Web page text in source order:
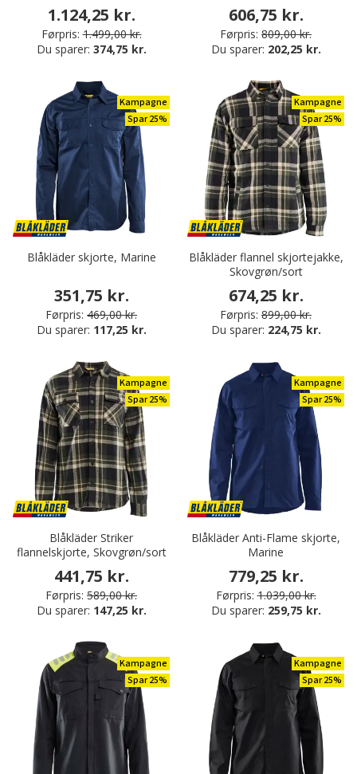
1.124,25 kr.
Førpris: 1.499,00 kr.
Du sparer: 374,75 kr.
606,75 kr.
Førpris: 809,00 kr.
Du sparer: 202,25 kr.
Kampagne
Spar 25%
Blåkläder skjorte, Marine
351,75 kr.
Førpris: 469,00 kr.
Du sparer: 117,25 kr.
Kampagne
Spar 25%
Blåkläder flannel skjortejakke,
Skovgrøn/sort
674,25 kr.
Førpris: 899,00 kr.
Du sparer: 224,75 kr.
Kampagne
Spar 25%
Blåkläder Striker
flannelskjorte, Skovgrøn/sort
441,75 kr.
Førpris: 589,00 kr.
Du sparer: 147,25 kr.
Kampagne
Spar 25%
Blåkläder Anti-Flame skjorte,
Marine
779,25 kr.
Førpris: 1.039,00 kr.
Du sparer: 259,75 kr.
Kampagne
Spar 25%
Kampagne
Spar 25%